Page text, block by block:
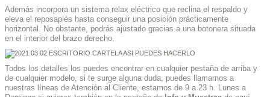
Además incorpora un sistema relax eléctrico que reclina el respaldo y
eleva el reposapiés hasta conseguir una posición prácticamente
horizontal. No obstante, podrás ajustarlo gracias a una botonera situada
en el interior del brazo derecho.
Todos los detalles los puedes encontrar en cualquier pestaña de arriba y
de cualquier modelo, si te surge alguna duda, puedes llamarnos a
nuestras líneas de Atención al Cliente, estamos de 9 a 23 h. Lunes a